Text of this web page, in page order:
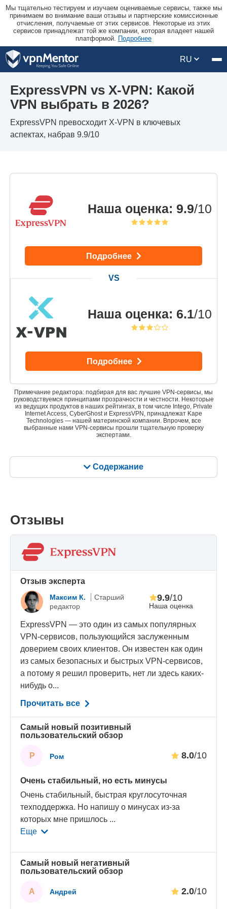
Мы тщательно тестируем и изучаем оцениваемые сервисы, также мы
принимаем во внимание ваши отзывы и партнерские комиссионные
отчисления, получаемые от этих сервисов. Некоторые из этих
сервисов принадлежат той же компании, которая владеет нашей
платформой. Подробнее
RU
ExpressVPN vs X-VPN: Какой
VPN выбрать в 2026?
ExpressVPN превосходит X-VPN в ключевых
аспектах, набрав 9.9/10
Содержание
Наша оценка: 9.9/10
Подробнее
Наша оценка: 6.1/10
Подробнее
Примечание редактора: подбирая для вас лучшие VPN-сервисы, мы
руководствуемся принципами прозрачности и честности. Некоторые
из ведущих продуктов в наших рейтингах, в том числе Intego, Private
Internet Access, CyberGhost и ExpressVPN, принадлежат Kape
Technologies — нашей материнской компании. Впрочем, все
выбранные нами VPN-сервисы прошли тщательную проверку
экспертами.
Отзывы
Oтзыв эксперта
Максим К.
Старший
редактор
Наша оценка
9.9/10
ExpressVPN — это один из самых популярных
VPN-сервисов, пользующийся заслуженным
доверием своих клиентов. Он известен как один
из самых безопасных и быстрых VPN-сервисов,
а потому я решил проверить, нет ли здесь каких-
нибудь о...
Прочитать все
Самый новый позитивный
пользовательский обзор
Р Ром 8.0/10
Очень стабильный, но есть минусы
Очень стабильный, быстрая круглосуточная
техподдержка. Но напишу о минусах из-за
которых мне пришлось ...
Еще
Самый новый негативный
пользовательский обзор
А Андрей 2.0/10